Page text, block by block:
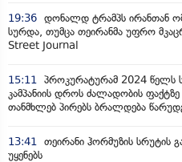
19:36 დონალდ ტრამპს ირანთან
სურდა, თუმცა თეირანმა უფრო
Street Journal
15:11
პროკურატურამ 2024 წელს
კამპანიის დროს ძალადობის
თანმხლებ პირებს ბრალდება
13:41
თეირანი ჰორმუზის სრუტის
უყენებს